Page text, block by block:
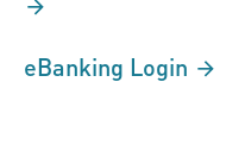
eBanking Login